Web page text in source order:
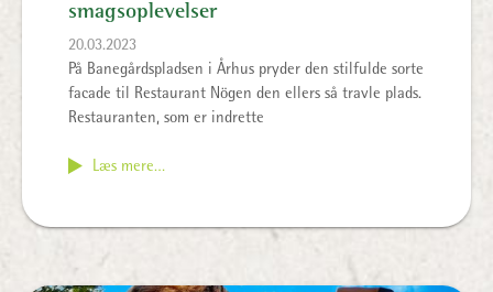
smagsoplevelser
20.03.2023
På Banegårdspladsen i Århus pryder den stilfulde sorte
facade til Restaurant Nögen den ellers så travle plads.
Restauranten, som er indrette
Læs mere…